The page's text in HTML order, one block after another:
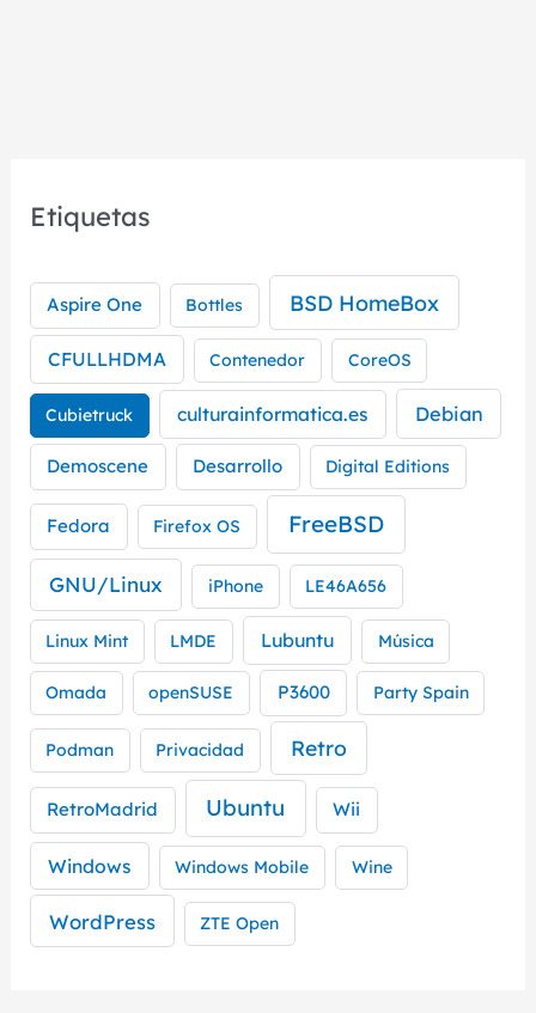
Etiquetas
Aspire One Bottles BSD HomeBox
CFULLHDMA Contenedor CoreOS
Cubietruck culturainformatica.es Debian
Demoscene Desarrollo Digital Editions
Fedora Firefox OS FreeBSD
GNU/Linux iPhone LE46A656
Linux Mint LMDE Lubuntu Música
Omada openSUSE P3600 Party Spain
Podman Privacidad Retro
RetroMadrid Ubuntu Wii
Windows Windows Mobile Wine
WordPress ZTE Open